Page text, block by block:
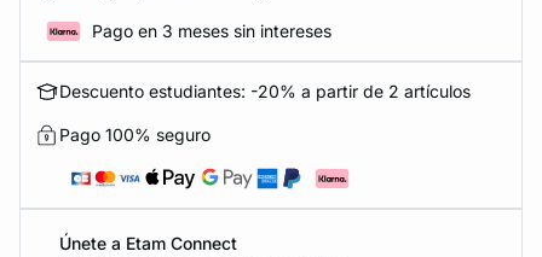
Pago en 3 meses sin intereses
Descuento estudiantes: -20% a partir de 2 artículos
Pago 100% seguro
Únete a Etam Connect